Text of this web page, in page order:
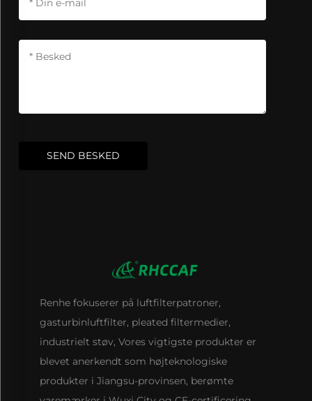
SEND BESKED
Renhe fokuserer på luftfilterpatroner,
gasturbinluftfilter, pleated filtermedier,
industrielt støv, Vores vigtigste produkter er
blevet anerkendt som højteknologiske
produkter i Jiangsu-provinsen, berømte